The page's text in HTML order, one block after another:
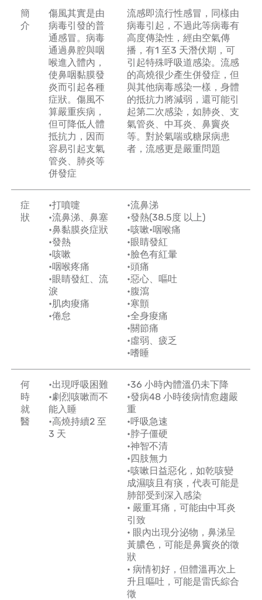
簡
介
傷風其實是由
病毒引發的普
通感冒。病毒
通過鼻腔與咽
喉進入體內，
使鼻咽黏膜發
炎而引起各種
症狀。傷風不
算嚴重疾病，
但可降低人體
抵抗力，因而
容易引起支氣
管炎、肺炎等
併發症
流感即流行性感冒，同樣由
病毒引起，不過此等病毒有
高度傳染性，經由空氣傳
播，有1 至3 天潛伏期，可
引起特殊呼吸道感染。流感
的高燒很少產生併發症，但
與其他病毒感染一樣，身體
的抵抗力將減弱，還可能引
起第二次感染，如肺炎、支
氣管炎、中耳炎、鼻竇炎
等。對於氣喘或糖尿病患
者，流感更是嚴重問題
症
狀
•打噴嚏
•流鼻涕、鼻塞
•鼻黏膜炎症狀
•發熱
•咳嗽
•咽喉疼痛
•眼睛發紅、流
淚
•肌肉痠痛
•倦怠
•流鼻涕
•發熱(38.5度 以上)
•咳嗽•咽喉痛
•眼睛發紅
•臉色有紅暈
•頭痛
•惡心、嘔吐
•腹瀉
•寒顫
•全身痠痛
•關節痛
•虛弱、疲乏
•嗜睡
何
時
就
醫
•出現呼吸困難
•劇烈咳嗽而不
能入睡
•高燒持續2 至
3 天
•36 小時內體溫仍未下降
•發病48 小時後病情愈趨嚴
重
•呼吸急速
•脖子僵硬
•神智不清
•四肢無力
•咳嗽日益惡化，如乾咳變
成濕咳且有痰，代表可能是
肺部受到深入感染
• 嚴重耳痛，可能由中耳炎
引致
• 眼內出現分泌物，鼻涕呈
黃膿色，可能是鼻竇炎的徵
狀
• 病情初好，但體溫再次上
升且嘔吐，可能是雷氏綜合
徵